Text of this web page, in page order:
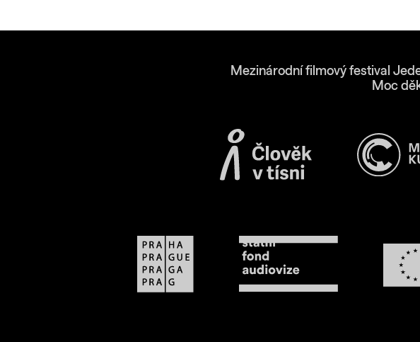
Mezinárodní filmový festival
Moc